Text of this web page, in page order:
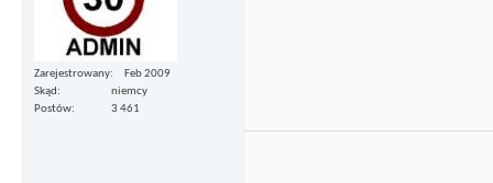
Zarejestrowany
Feb 2009
Skąd
niemcy
Postów
3 461